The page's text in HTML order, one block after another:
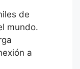
de
mundo.
a